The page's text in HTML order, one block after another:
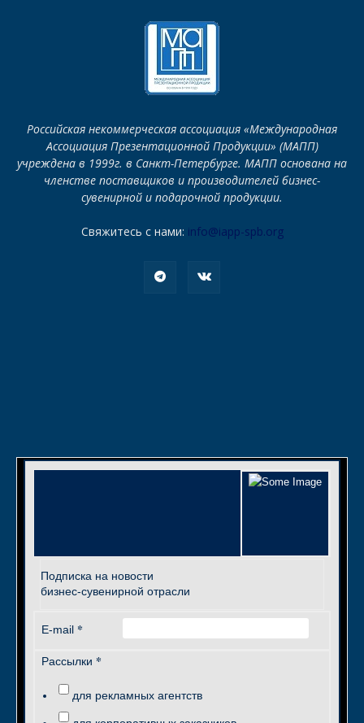
Российская некоммерческая ассоциация «Международная
Ассоциация Презентационной Продукции» (МАПП)
учреждена в 1999г. в Санкт-Петербурге. МАПП основана на
членстве поставщиков и производителей бизнес-
сувенирной и подарочной продукции.
Свяжитесь с нами: info@iapp-spb.org
Подписка на новости
бизнес-сувенирной отрасли
E-mail *
Рассылки *
для рекламных агентств